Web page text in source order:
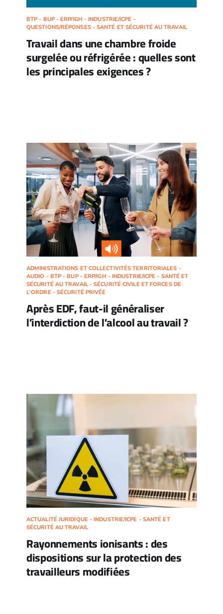
BTP - BUP - ERP/IGH - INDUSTRIE/ICPE -
QUESTIONS/RÉPONSES - SANTÉ ET SÉCURITÉ AU TRAVAIL
Travail dans une chambre froide
surgelée ou réfrigérée : quelles sont
les principales exigences ?
ADMINISTRATIONS ET COLLECTIVITÉS TERRITORIALES -
AUDIO - BTP - BUP - ERP/IGH - INDUSTRIE/ICPE - SANTÉ ET
SÉCURITÉ AU TRAVAIL - SÉCURITÉ CIVILE ET FORCES DE
L'ORDRE - SÉCURITÉ PRIVÉE
Après EDF, faut-il généraliser
l’interdiction de l’alcool au travail ?
ACTUALITÉ JURIDIQUE - INDUSTRIE/ICPE - SANTÉ ET
SÉCURITÉ AU TRAVAIL
Rayonnements ionisants : des
dispositions sur la protection des
travailleurs modifiées